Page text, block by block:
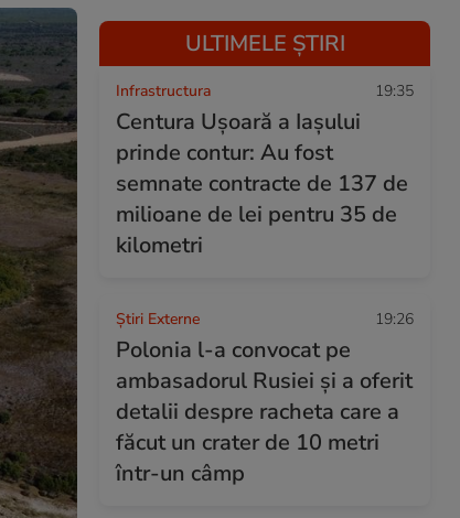
ULTIMELE ȘTIRI
Infrastructura 19:35
Centura Ușoară a Iașului
prinde contur: Au fost
semnate contracte de 137 de
milioane de lei pentru 35 de
kilometri
Știri Externe 19:26
Polonia l-a convocat pe
ambasadorul Rusiei și a oferit
detalii despre racheta care a
făcut un crater de 10 metri
într-un câmp